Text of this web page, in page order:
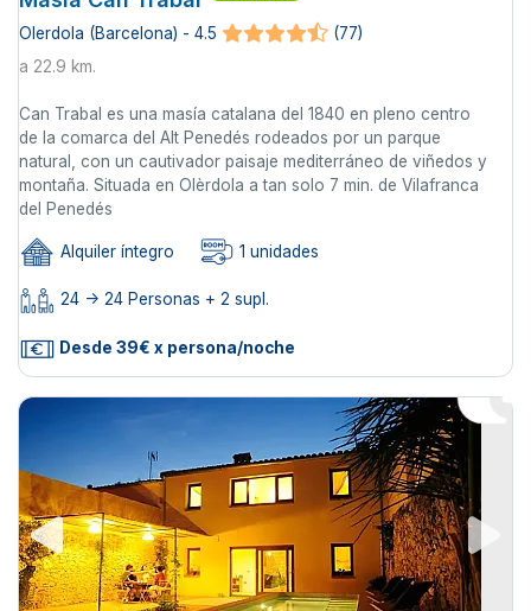
Olerdola (Barcelona) - 4.5
(77)
a 22.9 km.
Can Trabal es una masía catalana del 1840 en pleno centro
de la comarca del Alt Penedés rodeados por un parque
natural, con un cautivador paisaje mediterráneo de viñedos y
montaña. Situada en Olèrdola a tan solo 7 min. de Vilafranca
del Penedés
Alquiler íntegro 1 unidades
24 -> 24 Personas + 2 supl.
Desde 39€ x persona/noche